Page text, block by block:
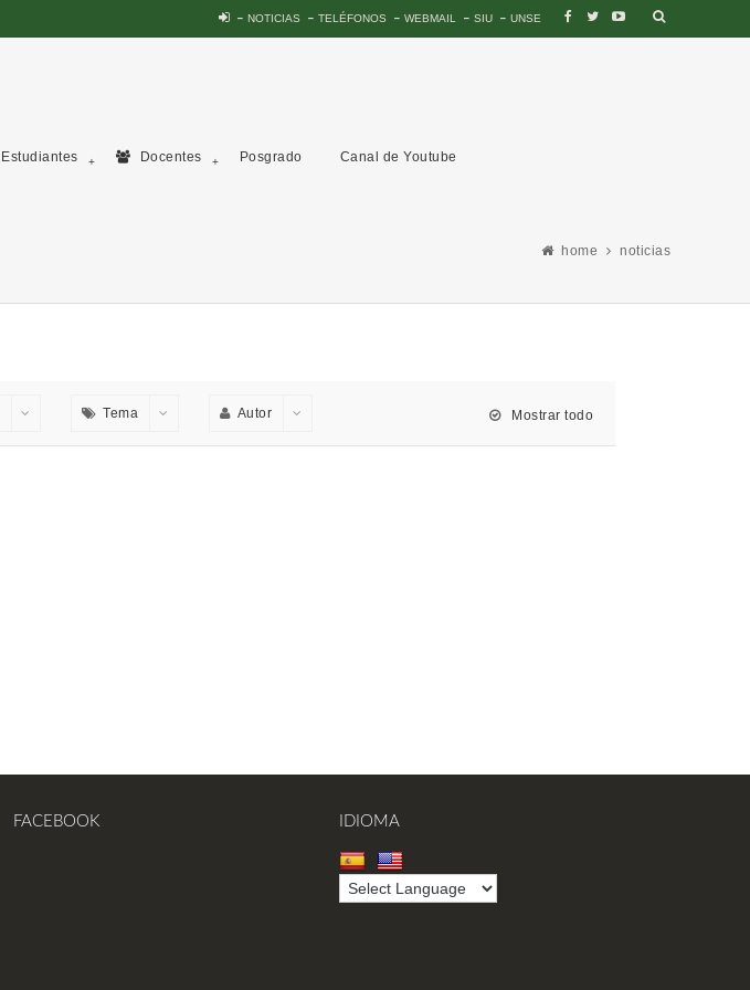
NOTICIAS TELÉFONOS WEBMAIL SIU UNSE
Estudiantes Docentes Posgrado Canal de Youtube
home noticias
Tema Autor Mostrar todo
FACEBOOK IDIOMA